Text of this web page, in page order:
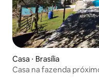
Casa ⋅ Brasília
Casa na fazenda